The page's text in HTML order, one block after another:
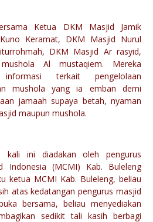
Ketua DKM Masjid Jamik
Keramat, DKM Masjid Nurul
DKM Masjid Ar rasyid,
Al mustaqiem. Mereka
terkait pengelolaan
mushola yang ia emban demi
jamaah supaya betah, nyaman
maupun mushola.
kali ini diadakan oleh pengurus
Indonesia (MCMI) Kab. Buleleng
ketua MCMI Kab. Buleleng, beliau
atas kedatangan pengurus masjid
bersama, beliau menyediakan
sedikit tali kasih berbagi